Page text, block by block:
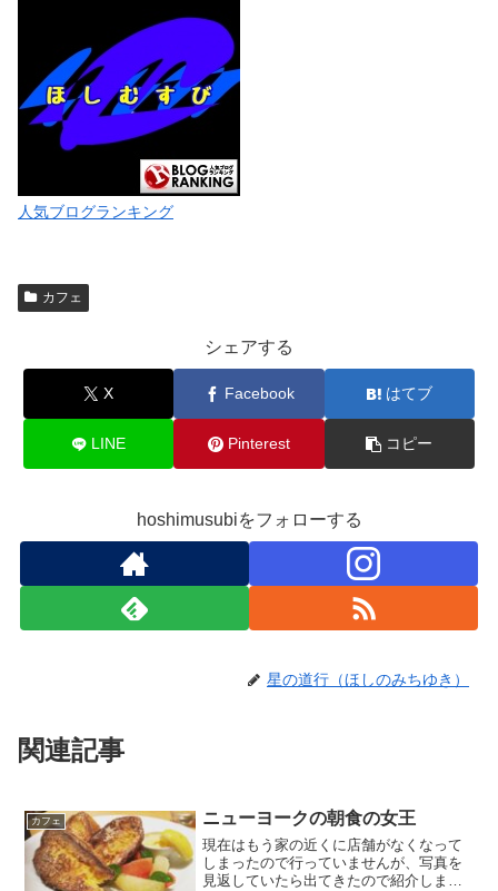
人気ブログランキング
カフェ
シェアする
X Facebook はてブ
LINE Pinterest コピー
hoshimusubiをフォローする
星の道行（ほしのみちゆき）
関連記事
カフェ ニューヨークの朝食の女王
現在はもう家の近くに店舗がなくなって
しまったので行っていませんが、写真を
見返していたら出てきたので紹介しま